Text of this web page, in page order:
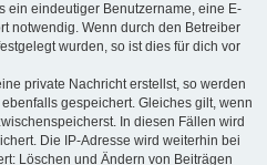
ein eindeutiger Benutzername, eine E-
notwendig. Wenn durch den Betreiber
wurden, so ist dies für dich vor
private Nachricht erstellst, so werden
gespeichert. Gleiches gilt, wenn
In diesen Fällen wird
Die IP-Adresse wird weiterhin bei
Löschen und Ändern von Beiträgen